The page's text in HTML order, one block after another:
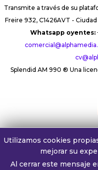
Transmite a través de su
Freire 932, C1426AVT -
Whatsapp oyentes:
Splendid AM 990 ® Una
Utilizamos cookies
mejorar su
Al cerrar este mensaje